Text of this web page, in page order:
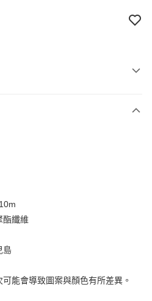
哥大用戶可立即使用無須另外申請。
酯纖維
島
能會導致圖案與顏色有所差異。